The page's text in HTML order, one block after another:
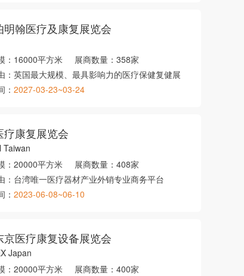
明翰医疗及康复展览会
： 16000平方米 展商数量： 358家
： 英国最大规模、最具影响力的医疗保健复健展
： 2027-03-23~03-24
疗康复展览会
Taiwan
： 20000平方米 展商数量： 408家
： 台湾唯一医疗器材产业外销专业商务平台
： 2023-06-08~06-10
京医疗康复设备展览会
Japan
： 20000平方米 展商数量： 400家